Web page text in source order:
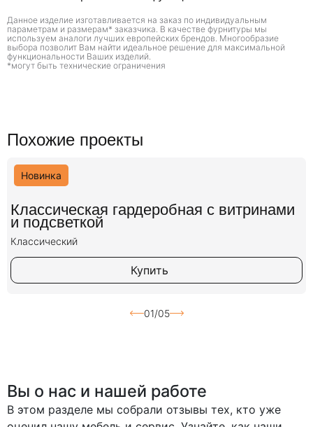
Данное изделие изготавливается на заказ по индивидуальным
параметрам и размерам* заказчика. В качестве фурнитуры мы
используем аналоги лучших европейских брендов. Многообразие
выбора позволит Вам найти идеальное решение для максимальной
функциональности Ваших изделий.
*могут быть технические ограничения
Похожие проекты
Новинка
Классическая гардеробная с витринами
и подсветкой
Классический
Купить
01/05
Вы о нас и нашей работе
В этом разделе мы собрали отзывы тех, кто уже